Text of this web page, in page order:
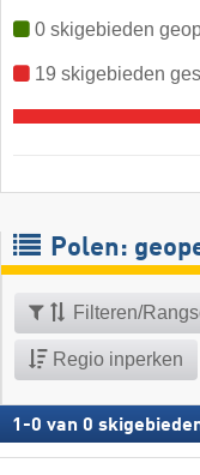
0 skigebieden
19 skigebieden
Polen:
Filteren/
Regio inperken
1 -0 van 0